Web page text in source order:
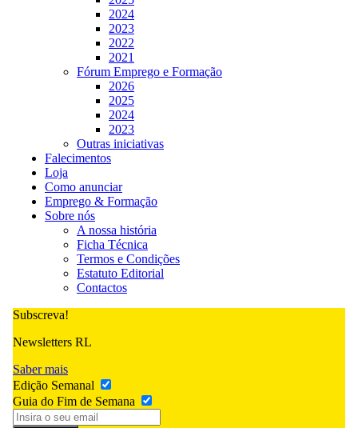
2024
2023
2022
2021
Fórum Emprego e Formação
2026
2025
2024
2023
Outras iniciativas
Falecimentos
Loja
Como anunciar
Emprego & Formação
Sobre nós
A nossa história
Ficha Técnica
Termos e Condições
Estatuto Editorial
Contactos
Subscreva!
Newsletters RL
Saber mais
Edição Semanal
Guia do Fim de Semana